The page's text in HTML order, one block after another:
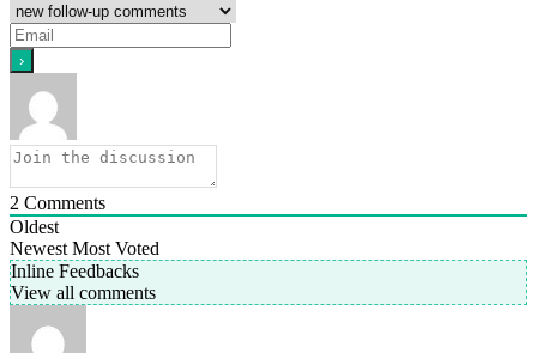
2 Comments
Oldest
Newest Most Voted
Inline Feedbacks
View all comments